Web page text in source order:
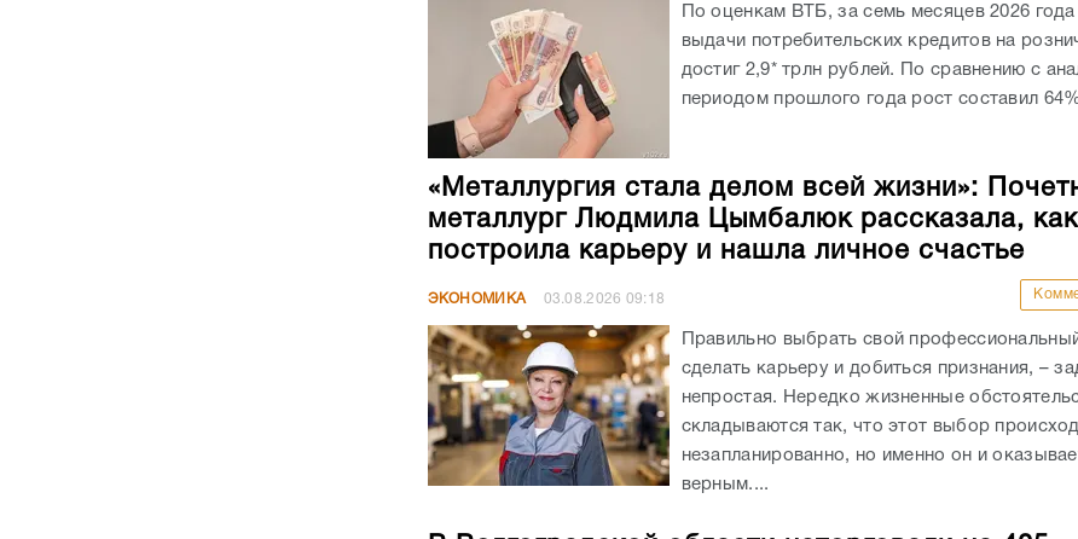
По оценкам ВТБ, за семь месяцев 2026
выдачи потребительских кредитов на
достиг 2,9* трлн рублей. По сравнению с
периодом прошлого года рост составил
«Металлургия стала делом всей жизни»:
металлург Людмила Цымбалюк рассказала, как
построила карьеру и нашла личное счастье
ЭКОНОМИКА 03.08.2026 09:18
Правильно выбрать свой
сделать карьеру и добиться признания, –
непростая. Нередко жизненные
складываются так, что этот выбор
незапланированно, но именно он и
верным....